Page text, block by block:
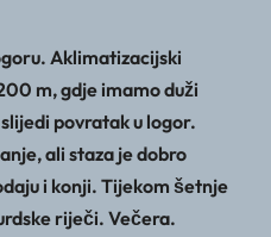
Aklimatizacijski
m, gdje imamo duži
povratak u logor.
ali staza je dobro
i konji. Tijekom šetnje
riječi. Večera.